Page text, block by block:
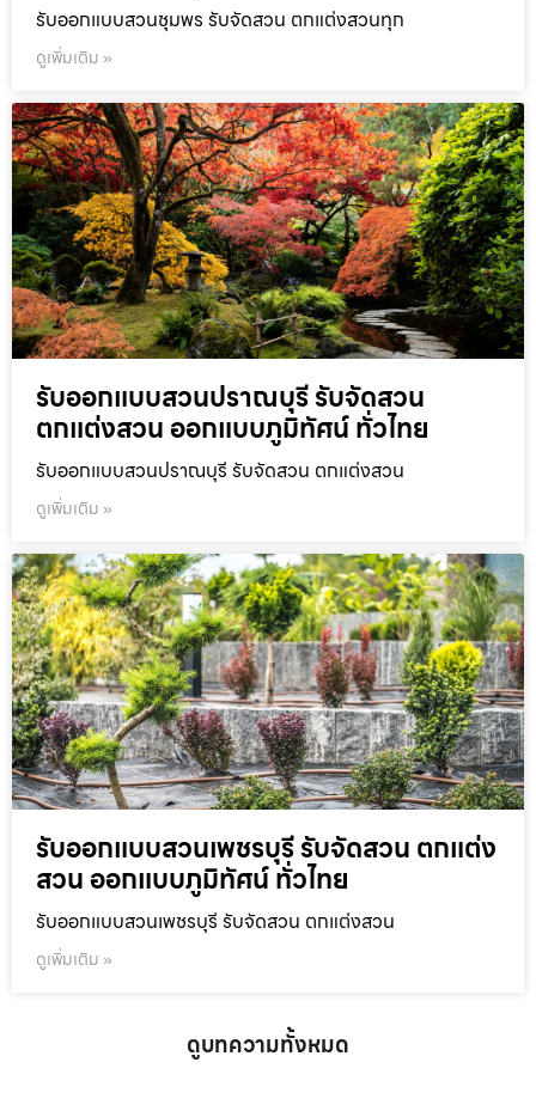
รับออกแบบสวนชุมพร รับจัดสวน ตกแต่งสวนทุก
ดูเพิ่มเติม »
รับออกแบบสวนปราณบุรี รับจัดสวน
ตกแต่งสวน ออกแบบภูมิทัศน์ ทั่วไทย
รับออกแบบสวนปราณบุรี รับจัดสวน ตกแต่งสวน
ดูเพิ่มเติม »
รับออกแบบสวนเพชรบุรี รับจัดสวน ตกแต่ง
สวน ออกแบบภูมิทัศน์ ทั่วไทย
รับออกแบบสวนเพชรบุรี รับจัดสวน ตกแต่งสวน
ดูเพิ่มเติม »
ดูบทความทั้งหมด